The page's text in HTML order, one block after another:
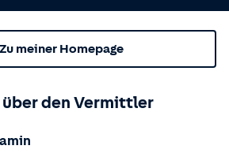
Zu meiner Homepage
den Vermittler